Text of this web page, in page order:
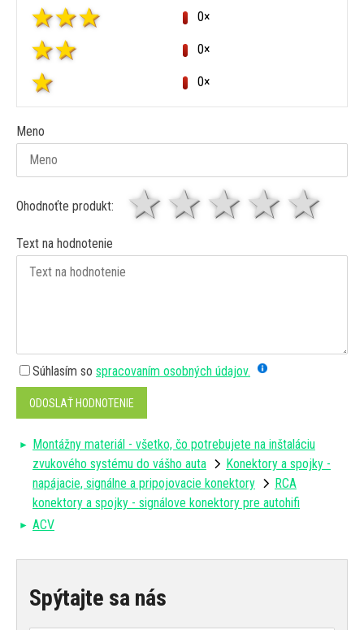
0×
0×
0×
Meno
Ohodnoťte produkt: 4
3
2 hviezdy
1 hviezda
Text na hodnotenie
Súhlasím so spracovaním osobných údajov.
ODOSLAŤ HODNOTENIE
Montážny materiál - všetko, čo potrebujete na inštaláciu
zvukového systému do vášho auta
Konektory a spojky -
napájacie, signálne a pripojovacie konektory
RCA
konektory a spojky - signálove konektory pre autohifi
ACV
Spýtajte sa nás